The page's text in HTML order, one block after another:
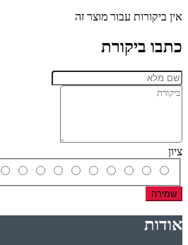
אין ביקורות עבור מוצר זה
כתבו ביקורת
ציון
שמירה
אודות